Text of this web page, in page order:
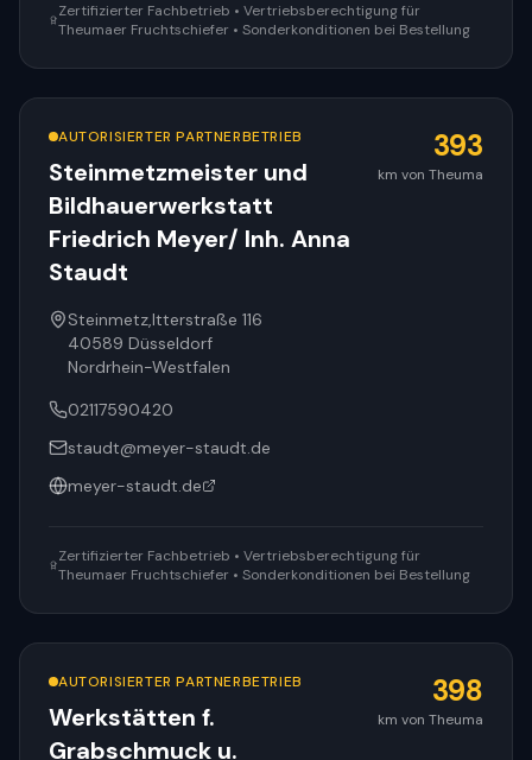
Zertifizierter Fachbetrieb • Vertriebsberechtigung für
Theumaer Fruchtschiefer • Sonderkonditionen bei Bestellung
AUTORISIERTER PARTNERBETRIEB
Steinmetzmeister und
Bildhauerwerkstatt
Friedrich Meyer/ Inh. Anna
Staudt
393
km von Theuma
Steinmetz,Itterstraße 116
40589 Düsseldorf
Nordrhein-Westfalen
02117590420
staudt@meyer-staudt.de
meyer-staudt.de
Zertifizierter Fachbetrieb • Vertriebsberechtigung für
Theumaer Fruchtschiefer • Sonderkonditionen bei Bestellung
AUTORISIERTER PARTNERBETRIEB
Werkstätten f.
Grabschmuck u.
398
km von Theuma